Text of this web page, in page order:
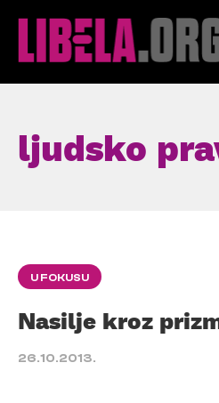
ljudsko
U FOKUSU
Nasilje kroz
26.10.2013.